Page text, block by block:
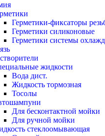
Герметики-фиксаторы
Герметики силиконовые
Герметики системы
жидкости
Вода дист.
Жидкость тормозная
Тосолы
Для бесконтактной мойки
Для ручной мойки
стеклоомывающая